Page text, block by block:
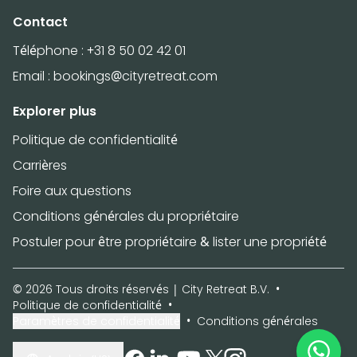
Contact
Téléphone : +31 8 50 02 42 01
Email : bookings@cityretreat.com
Explorer plus
Politique de confidentialité
Carrières
Foire aux questions
Conditions générales du propriétaire
Postuler pour être propriétaire & lister une propriété
© 2026 Tous droits réservés | City Retreat B.V.
Politique de confidentialité
Conditions générales